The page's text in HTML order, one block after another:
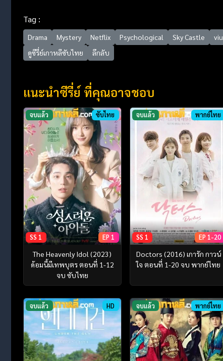
Tag :
Drama Mystery Netflix Psychological Sky Castle viu
ดูซีรี่ย์เกาหลีซับไทย
ลึกลับ
แนะนำซีรี่ย์ ที่คุณอาจชอบ
จบแล้ว ซับไทย
SS 1 EP 1
The Heavenly Idol (2023)
ด้อมนี้มีเทพบุตร ตอนที่ 1-12
จบ ซับไทย
จบแล้ว พากย์ไทย
SS 1 EP 1-20
Doctors (2016) เการัก กาวน์
ใจ ตอนที่ 1-20 จบ พากย์ไทย
จบแล้ว HD จบแล้ว พากย์ไทย